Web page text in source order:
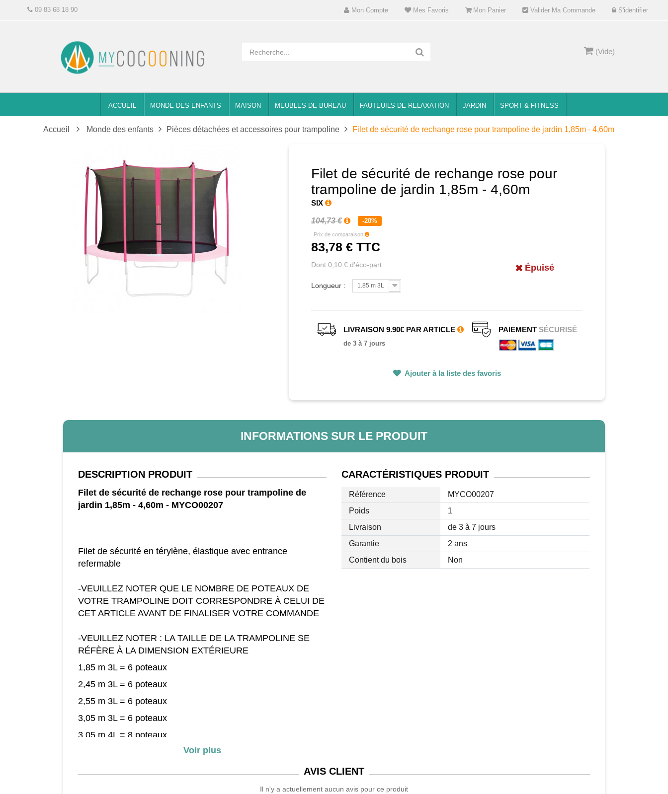
Mon Compte Mes Favoris Mon Panier Valider Ma Commande S'identifier
09 83 68 18 90
(Vide)
ACCUEIL MONDE DES ENFANTS MAISON MEUBLES DE BUREAU FAUTEUILS DE RELAXATION JARDIN SPORT & FITNESS
Accueil Monde des enfants Pièces détachées et accessoires pour trampoline Filet de sécurité de rechange rose pour trampoline de jardin 1,85m - 4,60m
Filet de sécurité de rechange rose pour
trampoline de jardin 1,85m - 4,60m
SIX
104,73 € -20%
Prix de comparaison
83,78 € TTC
Dont 0,10 € d'éco-part Épuisé
Longueur : 1.85 m 3L
LIVRAISON 9.90€ PAR ARTICLE
de 3 à 7 jours
PAIEMENTSÉCURISÉ
Ajouter à la liste des favoris
INFORMATIONS SUR LE PRODUIT
DESCRIPTIONPRODUIT
Filet de sécurité de rechange rose pour trampoline de
jardin 1,85m - 4,60m - MYCO00207
Filet de sécurité en térylène, élastique avec entrance
refermable
-VEUILLEZ NOTER QUE LE NOMBRE DE POTEAUX DE
VOTRE TRAMPOLINE DOIT CORRESPONDRE À CELUI DE
CET ARTICLE AVANT DE FINALISER VOTRE COMMANDE
-VEUILLEZ NOTER : LA TAILLE DE LA TRAMPOLINE SE
RÉFÈRE À LA DIMENSION EXTÉRIEURE
1,85 m 3L = 6 poteaux
2,45 m 3L = 6 poteaux
2,55 m 3L = 6 poteaux
3,05 m 3L = 6 poteaux
3,05 m 4L = 8 poteaux
Voir plus
CARACTÉRISTIQUESPRODUIT
Référence
MYCO00207
Poids
1
Livraison
de 3 à 7 jours
Garantie
2 ans
Contient du bois
Non
AVISCLIENT
Il n'y a actuellement aucun avis pour ce produit